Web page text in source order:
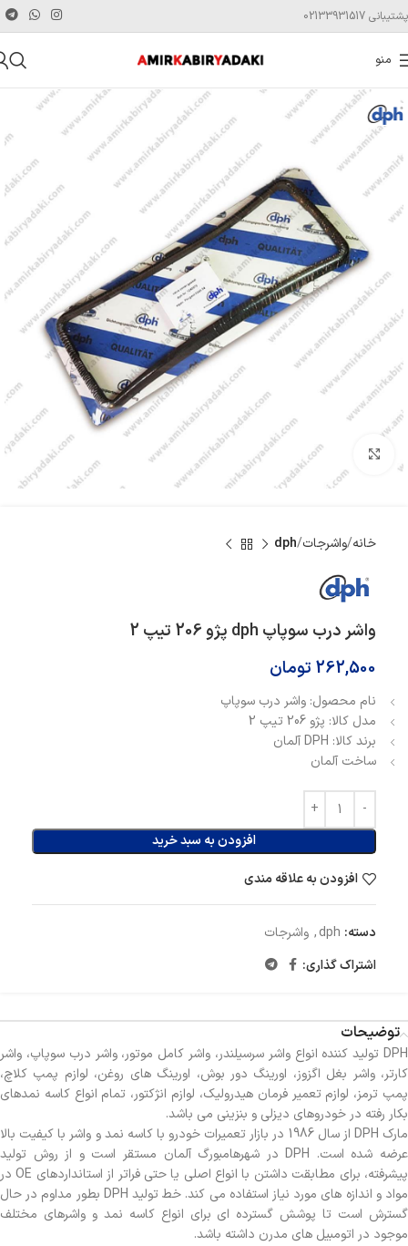
پشتیبانی 02133931517
منو
بزرگنمایی تصویر
خانه واشرجات dph
واشر درب سوپاپ dph پژو 206 تیپ 2
262,500 تومان
نام محصول: واشر درب سوپاپ
مدل کالا: پژو 206 تیپ 2
برند کالا: DPH آلمان
ساخت آلمان
افزودن به سبد خرید
افزودن به علاقه مندی
دسته: dph
, واشرجات
اشتراک گذاری:
توضیحات
DPH تولید کننده انواع واشر سرسیلندر، واشر کامل موتور، واشر درب سوپاپ، واشر
کارتر، واشر بغل اگزوز، اورینگ دور بوش، اورینگ های روغن، لوازم پمپ کلاچ،
پمپ ترمز، لوازم تعمیر فرمان هیدرولیک، لوازم انژکتور، تمام انواع کاسه نمدهای
بکار رفته در خودروهای دیزلی و بنزینی می باشد.
مارک DPH از سال 1986 در بازار تعمیرات خودرو با کاسه نمد و واشر با کیفیت بالا
عرضه شده است. DPH در شهرهامبورگ آلمان مستقر است و از روش تولید
پیشرفته، برای مطابقت داشتن با انواع اصلی یا حتی فراتر از استانداردهای OE در
مواد و اندازه های مورد نیاز استفاده می کند. خط تولید DPH بطور مداوم در حال
گسترش است تا پوشش گسترده ای برای انواع کاسه نمد و واشرهای مختلف
موجود در اتومبیل های مدرن داشته باشد.